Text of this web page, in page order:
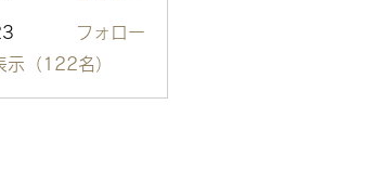
フォロー
示（122名）